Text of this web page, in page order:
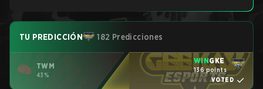
TU PREDICCIÓN 182 Predicciones
TWM
43%
WINGKE
136 points
VOTED